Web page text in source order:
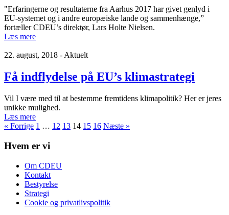
"Erfaringerne og resultaterne fra Aarhus 2017 har givet genlyd i
EU-systemet og i andre europæiske lande og sammenhænge,”
fortæller CDEU’s direktør, Lars Holte Nielsen.
Læs mere
22. august, 2018 - Aktuelt
Få indflydelse på EU’s klimastrategi
Vil I være med til at bestemme fremtidens klimapolitik? Her er jeres
unikke mulighed.
Læs mere
« Forrige 1 … 12 13 14 15 16 Næste »
Hvem er vi
Om CDEU
Kontakt
Bestyrelse
Strategi
Cookie og privatlivspolitik